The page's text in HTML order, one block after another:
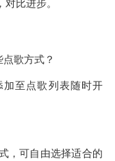
比进步。
歌方式？
至点歌列表随时开
，可自由选择适合的